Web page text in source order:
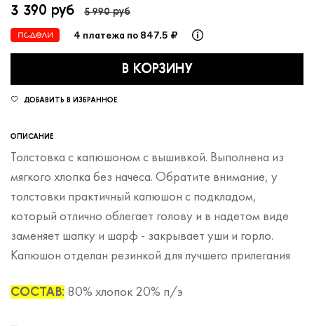
3 390 руб 5 990 руб
4 платежа по 847.5 ₽
В КОРЗИНУ
ДОБАВИТЬ В ИЗБРАННОЕ
ОПИСАНИЕ
Толстовка с капюшоном с вышивкой. Выполнена из
мягкого хлопка без начеса. Обратите внимание, у
толстовки практичный капюшон с подкладом,
который отлично облегает голову и в надетом виде
заменяет шапку и шарф - закрывает уши и горло.
Капюшон отделан резинкой для лучшего прилегания
СОСТАВ: 80% хлопок 20% п/э